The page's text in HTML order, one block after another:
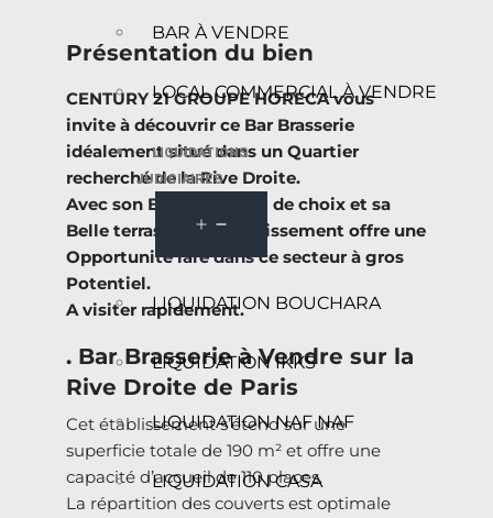
BAR À VENDRE
LOCAL COMMERCIAL À VENDRE
LIQUIDATIONS
JUDICIAIRES
LIQUIDATION BOUCHARA
LIQUIDATION IKKS
LIQUIDATION NAF NAF
LIQUIDATION CASA
Présentation du bien
CENTURY 21 GROUPE HORECA vous
invite à découvrir ce Bar Brasserie
idéalement situé dans un Quartier
recherché de la Rive Droite.
Avec son Emplacement de choix et sa
Belle terrasse, cet établissement offre une
Opportunité rare dans ce secteur à gros
Potentiel.
A visiter rapidement.
. Bar Brasserie à Vendre sur la
Rive Droite de Paris
Cet établissement s’étend sur une
superficie totale de 190 m² et offre une
capacité d’accueil de 110 places.
La répartition des couverts est optimale